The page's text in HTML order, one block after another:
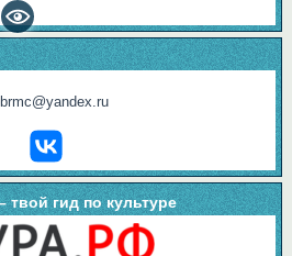
твой гид по культуре